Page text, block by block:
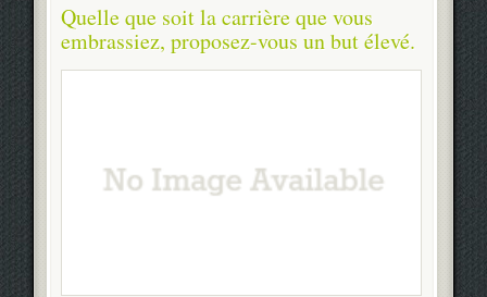
Quelle que soit la carrière que vous
embrassiez, proposez-vous un but élevé.